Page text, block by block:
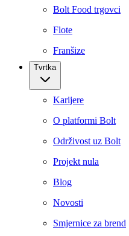
Bolt Food trgovci
Flote
Franšize
Tvrtka
Karijere
O platformi Bolt
Održivost uz Bolt
Projekt nula
Blog
Novosti
Smjernice za brend